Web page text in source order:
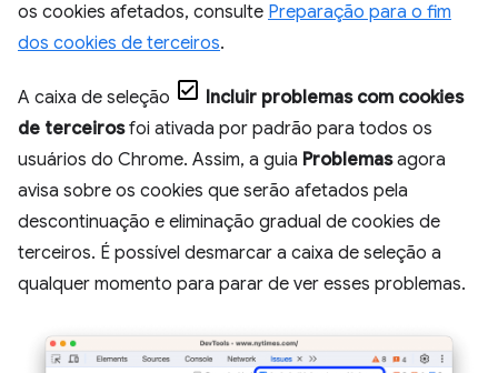
os cookies afetados, consulte Preparação para o fim
dos cookies de terceiros.
A caixa de seleção
Incluir problemas com cookies
de terceirosfoi ativada por padrão para todos os
usuários do Chrome. Assim, a guia Problemasagora
avisa sobre os cookies que serão afetados pela
descontinuação e eliminação gradual de cookies de
terceiros. É possível desmarcar a caixa de seleção a
qualquer momento para parar de ver esses problemas.